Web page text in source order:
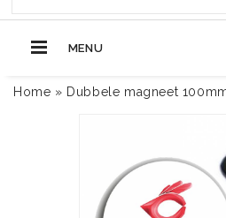
MENU
Home » Dubbele magneet